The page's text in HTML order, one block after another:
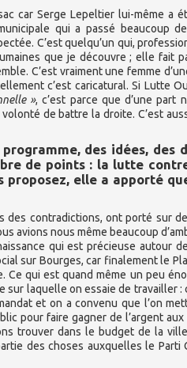
car Serge Lepeltier lui-même a
qui a passé beaucoup
C’est quelqu’un qui,
que je découvre ; elle fait
C’est vraiment une femme
c’est caricatural. Si Lutte
», c’est parce que d’une part
de battre la droite. C’est
des idées, des
de points : la lutte
elle a apporté
des contradictions, ont porté sur
avions nous même beaucoup
qui est précieuse autour
sur Bourges, car finalement le
Ce qui est quand même un peu
laquelle on essaie de travailler
et on a convenu que l’on
pour faire gagner de l’argent
trouver dans le budget de la
des choses auxquelles le Parti